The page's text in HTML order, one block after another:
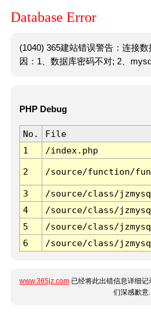
Database Error
(1040) 365建站错误警告：连接
因：1、数据库密码不对; 2、
PHP Debug
No. File
1
/index.php
2 /source/function/
3 /source/class/
4
/source/class/
5
/source/class/
6
/source/class/
www.365jz.com 已经将此出错信息详细
们深感歉意.